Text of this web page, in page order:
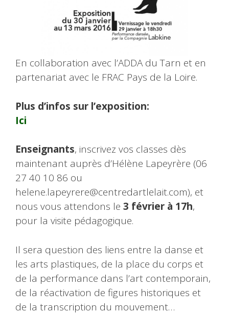
En collaboration avec l’ADDA du Tarn et en
partenariat avec le FRAC Pays de la Loire.
Plus d’infos sur l’exposition:
Ici
Enseignants, inscrivez vos classes dès
maintenant auprès d’Hélène Lapeyrère (06
27 40 10 86 ou
helene.lapeyrere@centredartlelait.com), et
nous vous attendons le 3 février à 17h,
pour la visite pédagogique.
Il sera question des liens entre la danse et
les arts plastiques, de la place du corps et
de la performance dans l’art contemporain,
de la réactivation de figures historiques et
de la transcription du mouvement…